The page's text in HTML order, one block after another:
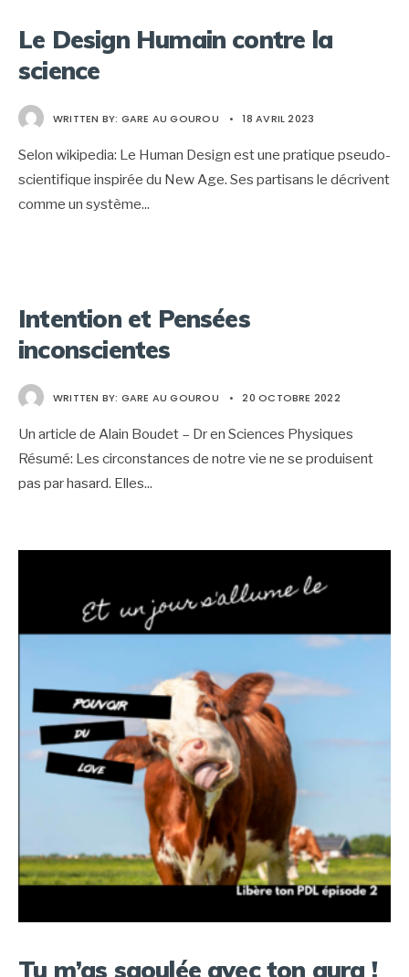
Le Design Humain contre la
science
WRITTEN BY: GARE AU GOUROU • 18 AVRIL 2023
Selon wikipedia: Le Human Design est une pratique pseudo-
scientifique inspirée du New Age. Ses partisans le décrivent
comme un système...
Intention et Pensées
inconscientes
WRITTEN BY: GARE AU GOUROU • 20 OCTOBRE 2022
Un article de Alain Boudet – Dr en Sciences Physiques
Résumé: Les circonstances de notre vie ne se produisent
pas par hasard. Elles...
Tu m’as saoulée avec ton aura !